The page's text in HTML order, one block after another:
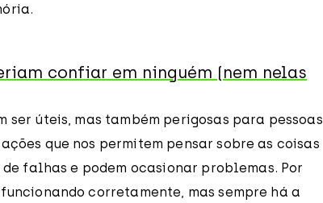
confiar em ninguém (nem nelas
ser úteis, mas também perigosas para pessoas
que nos permitem pensar sobre as coisas
falhas e podem ocasionar problemas. Por
corretamente, mas sempre há a